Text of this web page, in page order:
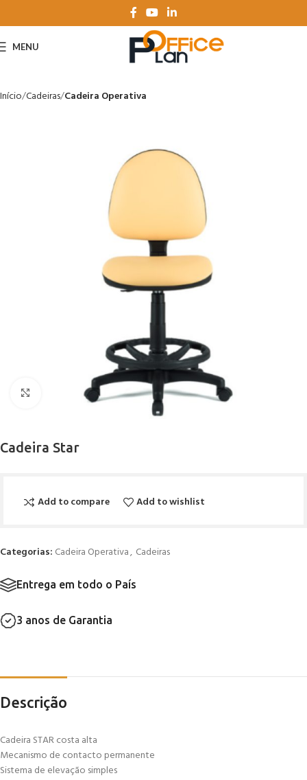
MENU
Início Cadeiras Cadeira Operativa
Click to enlarge
Cadeira Star
Add to compare Add to wishlist
Categorias: Cadeira Operativa, Cadeiras
Entrega em todo o País
3 anos de Garantia
Descrição
Cadeira STAR costa alta
Mecanismo de contacto permanente
Sistema de elevação simples